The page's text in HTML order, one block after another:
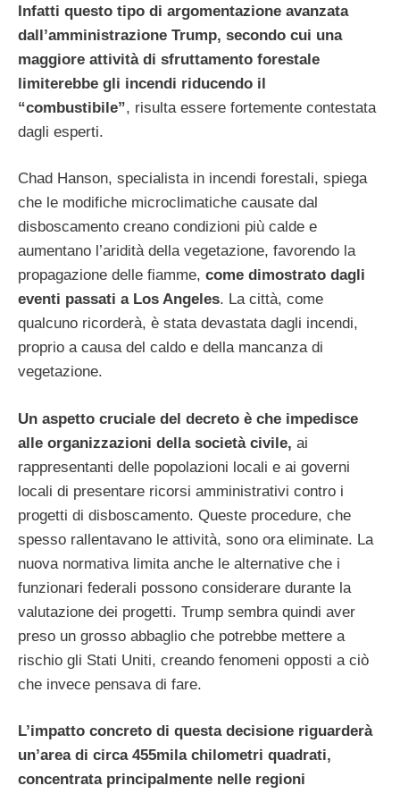
Infatti questo tipo di argomentazione avanzata
dall’amministrazione Trump, secondo cui una
maggiore attività di sfruttamento forestale
limiterebbe gli incendi riducendo il
“combustibile”, risulta essere fortemente contestata
dagli esperti.
Chad Hanson, specialista in incendi forestali, spiega
che le modifiche microclimatiche causate dal
disboscamento creano condizioni più calde e
aumentano l’aridità della vegetazione, favorendo la
propagazione delle fiamme, come dimostrato dagli
eventi passati a Los Angeles. La città, come
qualcuno ricorderà, è stata devastata dagli incendi,
proprio a causa del caldo e della mancanza di
vegetazione.
Un aspetto cruciale del decreto è che impedisce
alle organizzazioni della società civile, ai
rappresentanti delle popolazioni locali e ai governi
locali di presentare ricorsi amministrativi contro i
progetti di disboscamento. Queste procedure, che
spesso rallentavano le attività, sono ora eliminate. La
nuova normativa limita anche le alternative che i
funzionari federali possono considerare durante la
valutazione dei progetti. Trump sembra quindi aver
preso un grosso abbaglio che potrebbe mettere a
rischio gli Stati Uniti, creando fenomeni opposti a ciò
che invece pensava di fare.
L’impatto concreto di questa decisione riguarderà
un’area di circa 455mila chilometri quadrati,
concentrata principalmente nelle regioni